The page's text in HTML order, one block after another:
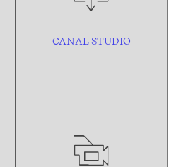
CANAL STUDIO